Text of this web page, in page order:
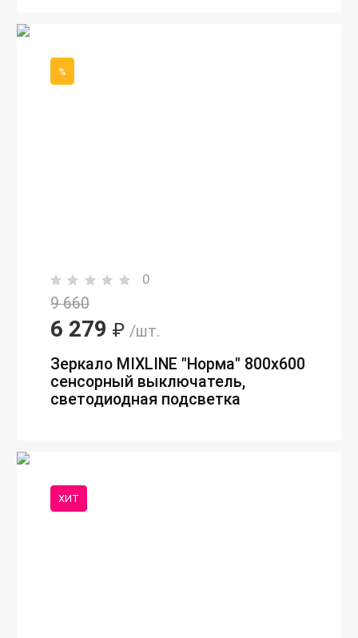
%
0
9 660
6 279 ₽ /шт.
Зеркало MIXLINE "Норма" 800х600
сенсорный выключатель,
светодиодная подсветка
ХИТ